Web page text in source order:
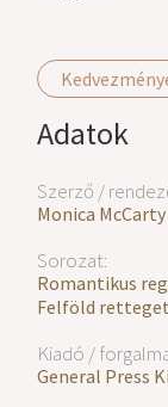
Adatok
Szerző /
Monica McCarty
Sorozat:
Romantikus
Felföld
Kiadó /
General Press